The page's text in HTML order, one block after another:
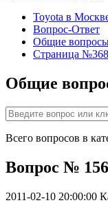
Toyota в
Вопрос-Ответ
Общие
Страница №368
Общие
Всего вопросов в
Вопрос №
2011-02-10 20:00:00